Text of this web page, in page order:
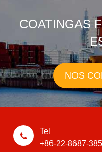
COATINGAS
NOS
Tel
+86-22-8687-